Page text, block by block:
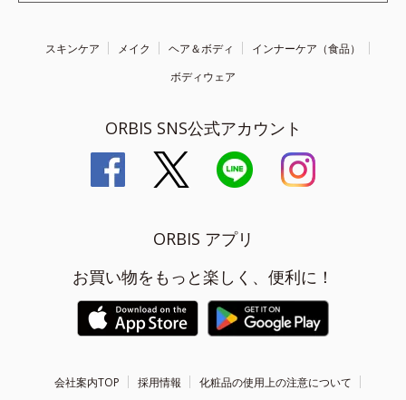
スキンケア メイク ヘア＆ボディ
インナーケア（食品）
ボディウェア
ORBIS SNS公式アカウント
ORBIS アプリ
お買い物をもっと楽しく、便利に！
会社案内TOP 採用情報 化粧品の使用上の注意について